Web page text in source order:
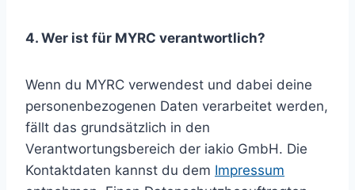
4. Wer ist für MYRC verantwortlich?
Wenn du MYRC verwendest und dabei deine
personenbezogenen Daten verarbeitet werden,
fällt das grundsätzlich in den
Verantwortungsbereich der iakio GmbH. Die
Kontaktdaten kannst du dem Impressum